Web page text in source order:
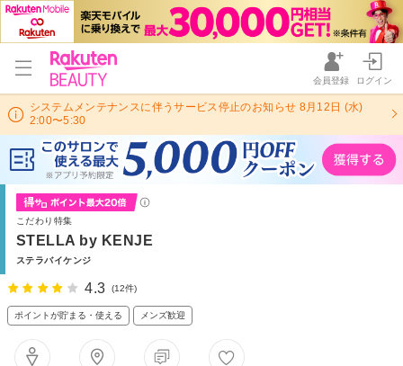
会員登録 ログイン
システムメンテナンスに伴うサービス停止のお知らせ 8月12日 (水)
2:00〜5:30
こだわり特集
STELLA by KENJE
ステラバイケンジ
4.3 (12件)
ポイントが貯まる・使える メンズ歓迎